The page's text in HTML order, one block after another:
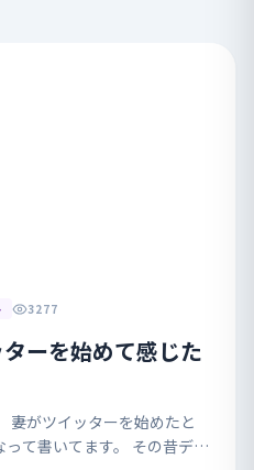
3277
ターを始めて感じた
てます。 その昔デジ